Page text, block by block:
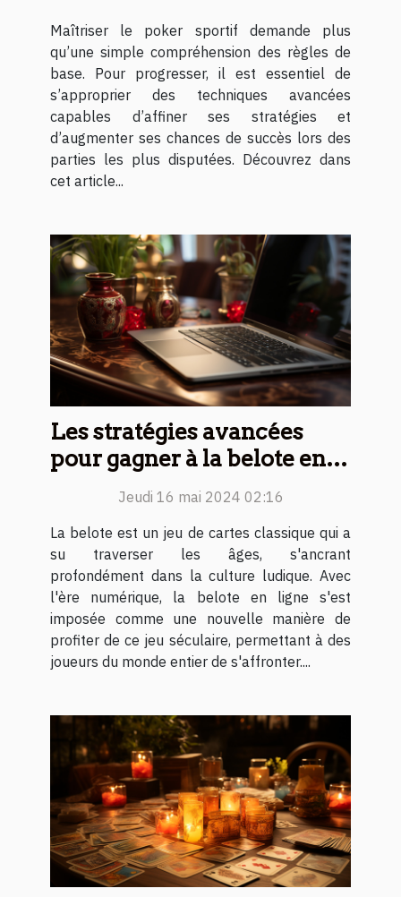
Maîtriser le poker sportif demande plus
qu’une simple compréhension des règles de
base. Pour progresser, il est essentiel de
s’approprier des techniques avancées
capables d’affiner ses stratégies et
d’augmenter ses chances de succès lors des
parties les plus disputées. Découvrez dans
cet article...
Les stratégies avancées
pour gagner à la belote en
Jeudi 16 mai 2024 02:16
La belote est un jeu de cartes classique qui a
su traverser les âges, s'ancrant
profondément dans la culture ludique. Avec
l'ère numérique, la belote en ligne s'est
imposée comme une nouvelle manière de
profiter de ce jeu séculaire, permettant à des
joueurs du monde entier de s'affronter....